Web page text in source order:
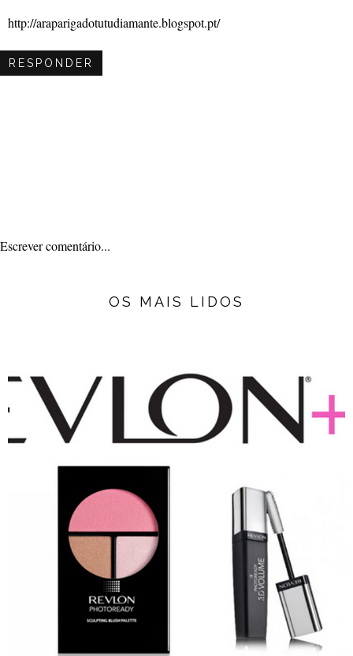
http://araparigadotutudiamante.blogspot.pt/
RESPONDER
Escrever comentário...
OS MAIS LIDOS